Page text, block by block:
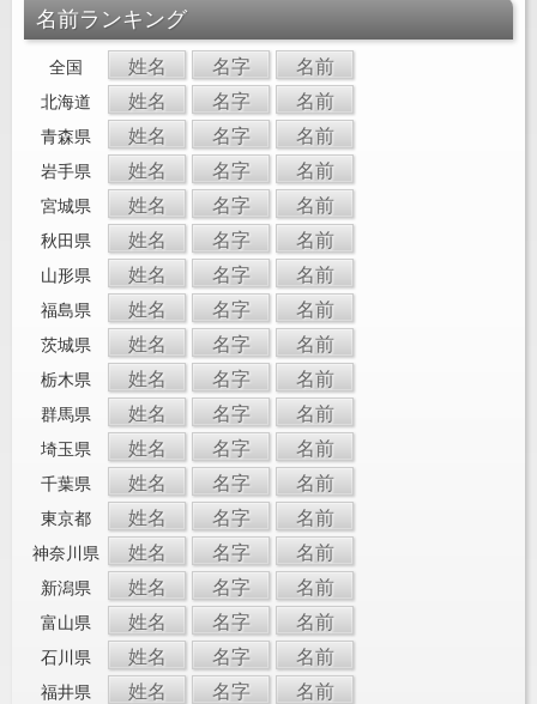
名前ランキング
全国 姓名 名字 名前
北海道 姓名 名字 名前
青森県 姓名 名字 名前
岩手県 姓名 名字 名前
宮城県 姓名 名字 名前
秋田県 姓名 名字 名前
山形県 姓名 名字 名前
福島県 姓名 名字 名前
茨城県 姓名 名字 名前
栃木県 姓名 名字 名前
群馬県 姓名 名字 名前
埼玉県 姓名 名字 名前
千葉県 姓名 名字 名前
東京都 姓名 名字 名前
神奈川県 姓名 名字 名前
新潟県 姓名 名字 名前
富山県 姓名 名字 名前
石川県 姓名 名字 名前
福井県 姓名 名字 名前